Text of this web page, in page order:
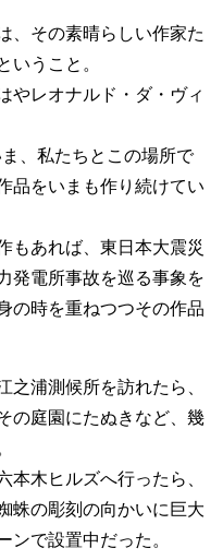
、その素晴らしい作家た
いうこと。
やレオナルド・ダ・ヴィ
、私たちとこの場所で
品をいまも作り続けてい
もあれば、東日本大震災
発電所事故を巡る事象を
の時を重ねつつその作品
之浦測候所を訪れたら、
の庭園にたぬきなど、幾
本木ヒルズへ行ったら、
蛛の彫刻の向かいに巨大
ンで設置中だった。